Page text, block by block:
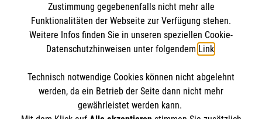
Malteser in Deutschland
Malteserorden
Sharepoint
Spendenkonto
IBAN: DE78 3706 0120 1201 2168 30
BIC: GENODED1PA7
So finden Sie uns
Zustimmung gegebenenfalls nicht mehr alle
Funktionalitäten der Webseite zur Verfügung stehen.
Weitere Infos finden Sie in unseren speziellen Cookie-
Datenschutzhinweisen unter folgendem Link.
Technisch notwendige Cookies können nicht abgelehnt
werden, da ein Betrieb der Seite dann nicht mehr
gewährleistet werden kann.